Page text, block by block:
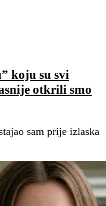
koju su svi
otkrili smo
sam prije izlaska